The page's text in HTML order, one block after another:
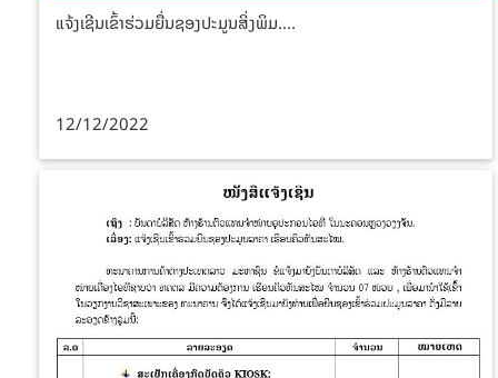
ແຈ້ງເຊີນເຂົ້າຮ່ວມຍື່ນຊອງປະມູນສິ່ງພິມ....
12/12/2022